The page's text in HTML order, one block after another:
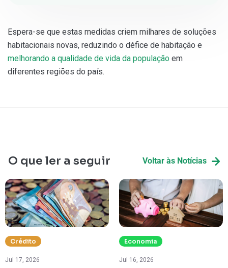
Espera-se que estas medidas criem milhares de soluções
habitacionais novas, reduzindo o défice de habitação e
melhorando a qualidade de vida da população em
diferentes regiões do país.
O que ler a seguir Voltar às Notícias
Crédito
Jul 17, 2026
Economia
Jul 16, 2026